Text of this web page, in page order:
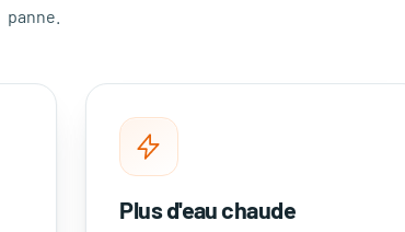
panne.
Plus d'eau chaude